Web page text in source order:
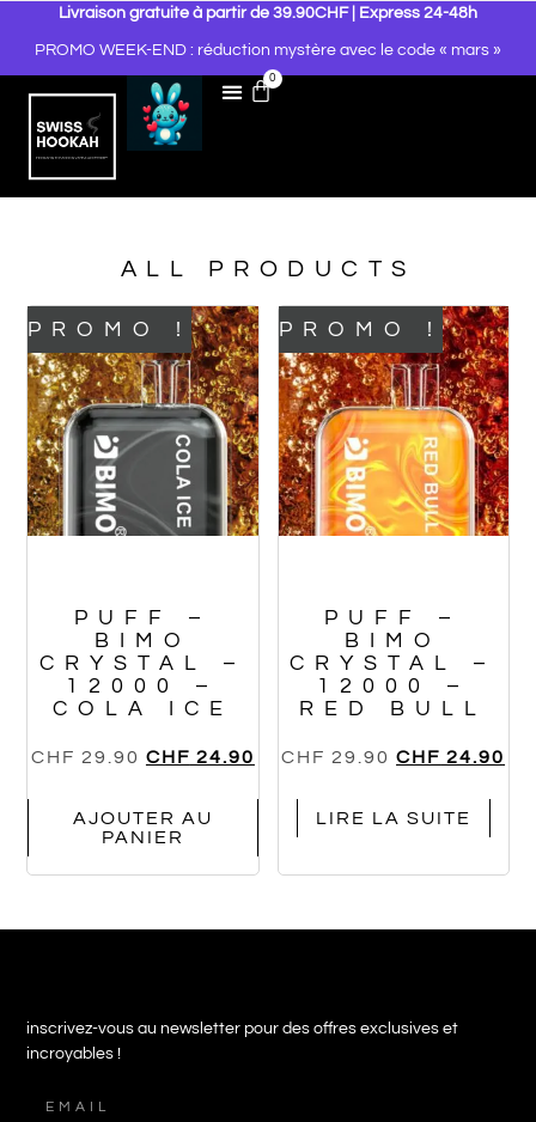
Livraison gratuite à partir de 39.90CHF | Express 24-48h
PROMO WEEK-END : réduction mystère avec le code « mars »
0
ALL PRODUCTS
PROMO !
PUFF –
BIMO
CRYSTAL –
12000 –
COLA ICE
CHF 29.90 CHF 24.90
AJOUTER AU
PANIER
PROMO !
PUFF –
BIMO
CRYSTAL –
12000 –
RED BULL
CHF 29.90 CHF 24.90
LIRE LA SUITE
inscrivez-vous au newsletter pour des offres exclusives et
incroyables !